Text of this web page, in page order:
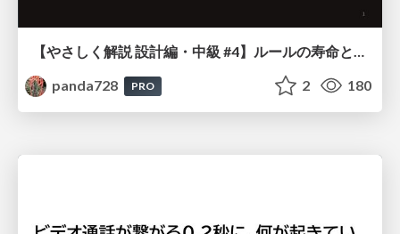
【やさしく解説 設計編・中級 #4】ルールの寿命と、システムの年輪
panda728
PRO 2 180